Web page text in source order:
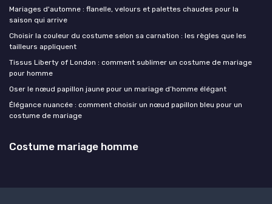
Mariages d'automne : flanelle, velours et palettes chaudes pour la
saison qui arrive
Choisir la couleur du costume selon sa carnation : les règles que les
tailleurs appliquent
Tissus Liberty of London : comment sublimer un costume de mariage
pour homme
Oser le nœud papillon jaune pour un mariage d’homme élégant
Élégance nuancée : comment choisir un nœud papillon bleu pour un
costume de mariage
Costume mariage homme